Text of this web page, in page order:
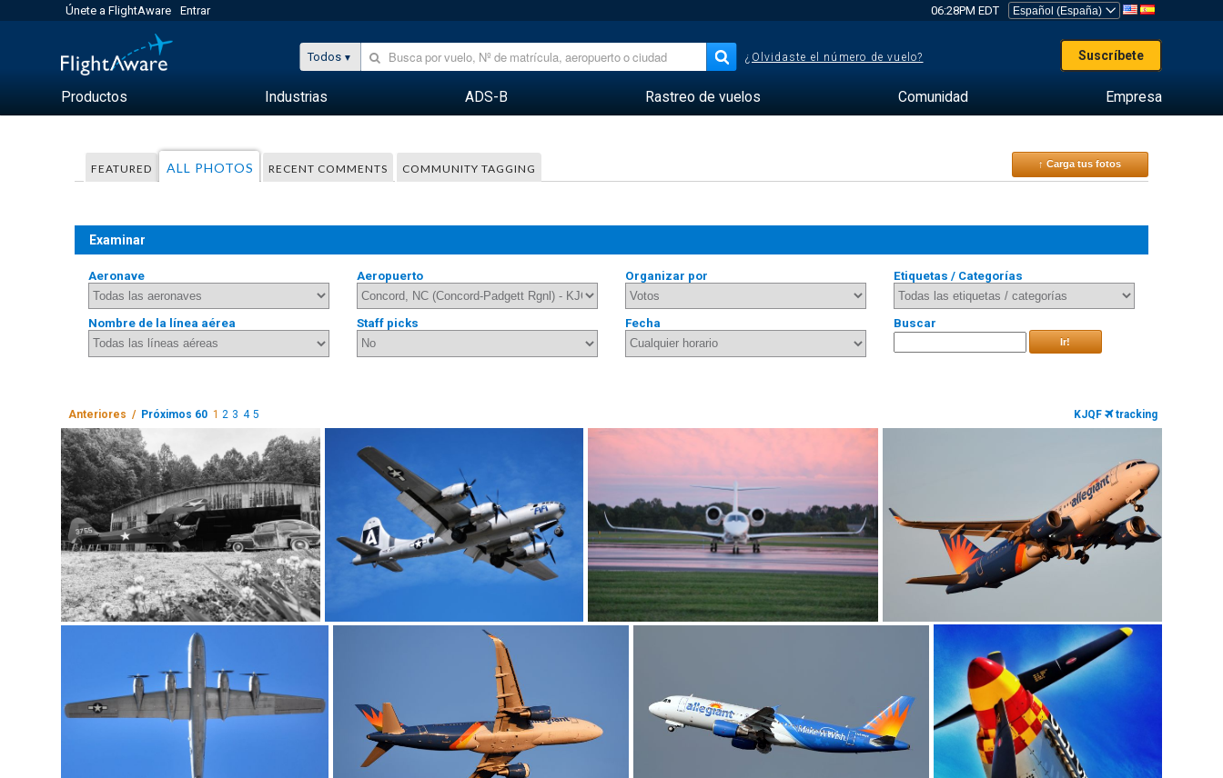
Únete a FlightAware Entrar 06:28PM EDT
Todos ¿Olvidaste el número de vuelo? Suscríbete
Productos Industrias ADS-B Rastreo de vuelos Comunidad Empresa
FEATURED ALL PHOTOS RECENT COMMENTS COMMUNITY TAGGING ↑ Carga tus fotos
Examinar
Aeronave Aeropuerto Organizar por Etiquetas / Categorías
Nombre de la línea aérea Staff picks Fecha Buscar
Ir!
Anteriores / Próximos 60 1 2 3 4 5 KJQF tracking